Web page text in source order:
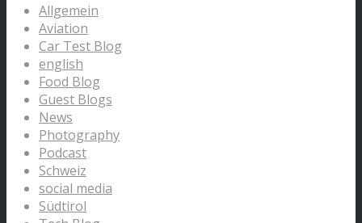
Allgemein
Aviation
Car Test Blog
english
Food Blog
Guest Blogs
News
Photography
Podcast
Schweiz
social media
Südtirol